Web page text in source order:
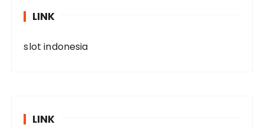
LINK
slot indonesia
LINK